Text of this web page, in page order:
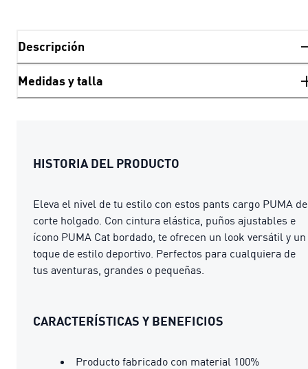
Descripción
Medidas y talla
HISTORIA DEL PRODUCTO
Eleva el nivel de tu estilo con estos pants cargo PUMA de
corte holgado. Con cintura elástica, puños ajustables e
ícono PUMA Cat bordado, te ofrecen un look versátil y un
toque de estilo deportivo. Perfectos para cualquiera de
tus aventuras, grandes o pequeñas.
CARACTERÍSTICAS Y BENEFICIOS
Producto fabricado con material 100%